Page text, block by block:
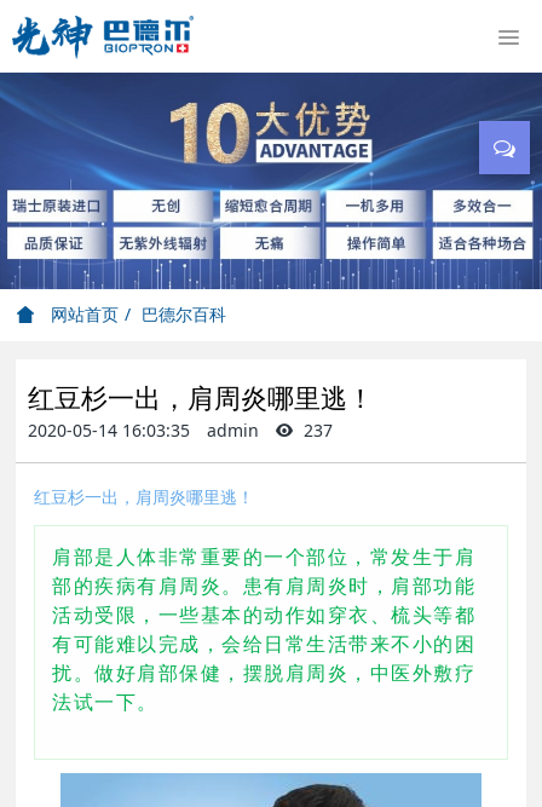
网站首页 巴德尔百科
红豆杉一出，肩周炎哪里逃！
2020-05-14 16:03:35 admin 237
红豆杉一出，肩周炎哪里逃！
肩部是人体非常重要的一个部位，常发生于肩
部的疾病有肩周炎。患有肩周炎时，肩部功能
活动受限，一些基本的动作如穿衣、梳头等都
有可能难以完成，会给日常生活带来不小的困
扰。做好肩部保健，摆脱肩周炎，中医外敷疗
法试一下。